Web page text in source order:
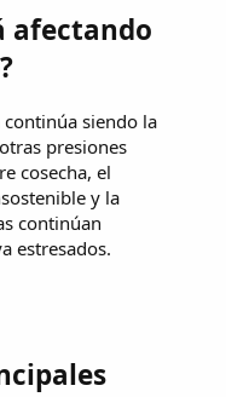
afectando
siendo la
presiones
cosecha, el
y la
continúan
estresados.